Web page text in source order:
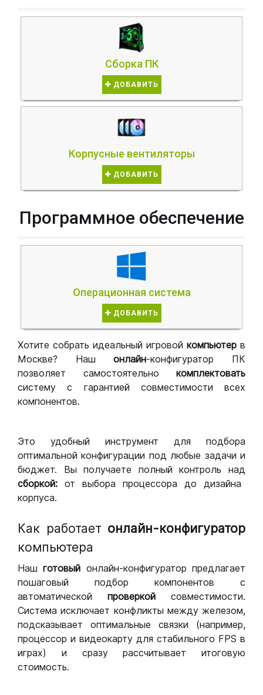
Сборка ПК
ДОБАВИТЬ
Корпусные вентиляторы
ДОБАВИТЬ
Программное обеспечение
Операционная система
ДОБАВИТЬ
Хотите собрать идеальный игровой компьютер в
Москве? Нашонлайн-конфигуратор ПК
позволяет самостоятельно комплектовать
систему с гарантией совместимости всех
компонентов.
Это удобный инструмент для подбора
оптимальной конфигурации под любые задачи и
бюджет. Вы получаете полный контроль над
сборкой: от выбора процессора до дизайна
корпуса.
Как работает онлайн-конфигуратор
компьютера
Нашготовый онлайн-конфигуратор предлагает
пошаговый подбор компонентов с
автоматической проверкой совместимости.
Система исключает конфликты между железом,
подсказывает оптимальные связки (например,
процессор и видеокарту для стабильного FPS в
играх) и сразу рассчитывает итоговую
стоимость.